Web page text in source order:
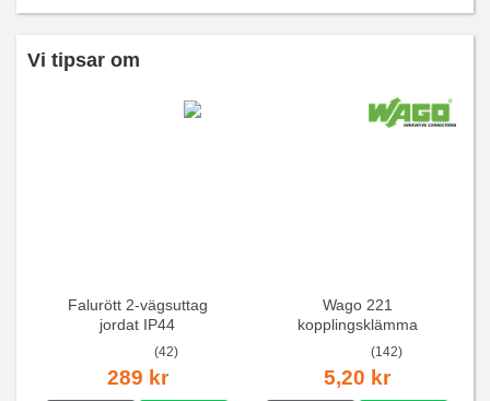
Vi tipsar om
Falurött 2-vägsuttag
jordat IP44
(42)
289 kr
Wago 221
kopplingsklämma
(142)
5,20 kr